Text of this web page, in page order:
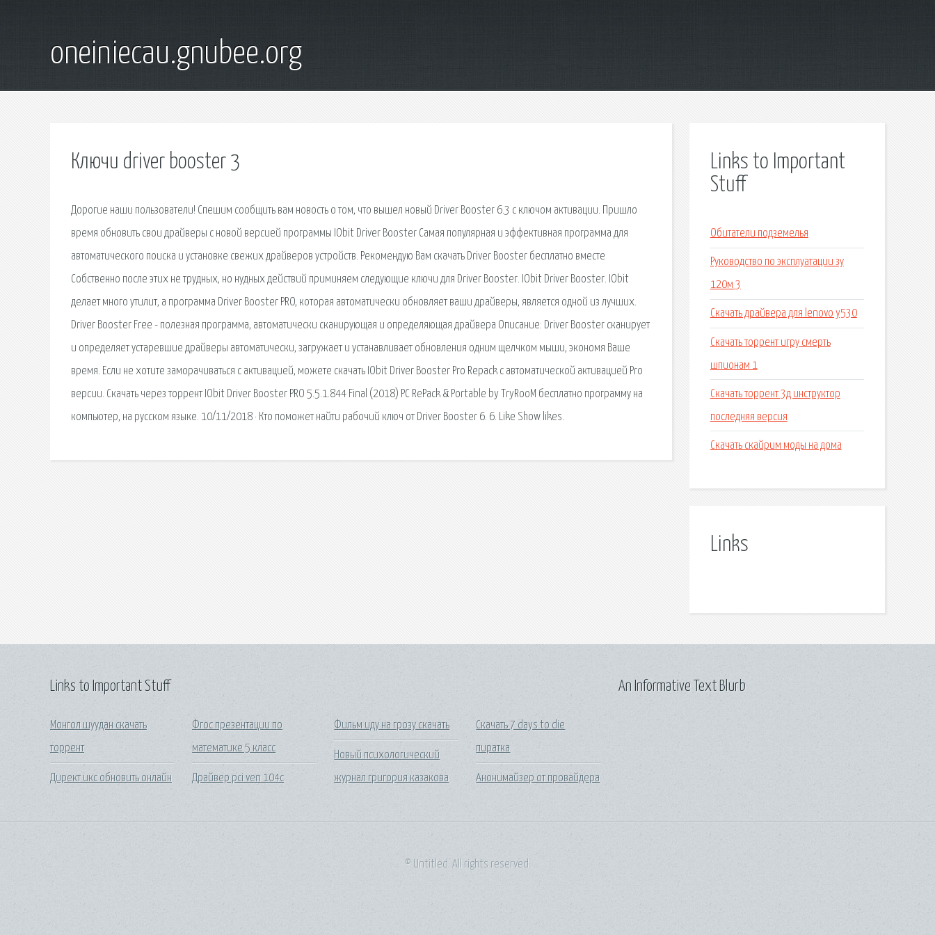
oneiniecau.gnubee.org
Ключи driver booster 3
Дорогие наши пользователи! Спешим сообщить вам новость о том, что вышел новый Driver Booster 6.3 с ключом активации. Пришло
время обновить свои драйверы с новой версией программы IObit Driver Booster Самая популярная и эффективная программа для
автоматического поиска и установке свежих драйверов устройств. Рекомендую Вам скачать Driver Booster бесплатно вместе
Собственно после этих не трудных, но нудных действий приминяем следующие ключи для Driver Booster. IObit Driver Booster. IObit
делает много утилит, а программа Driver Booster PRO, которая автоматически обновляет ваши драйверы, является одной из лучших.
Driver Booster Free - полезная программа, автоматически сканирующая и определяющая драйвера Описание: Driver Booster сканирует
и определяет устаревшие драйверы автоматически, загружает и устанавливает обновления одним щелчком мыши, экономя Ваше
время. Если не хотите заморачиваться с активацией, можете скачать IObit Driver Booster Pro Repack с автоматической активацией Pro
версии. Скачать через торрент IObit Driver Booster PRO 5.5.1.844 Final (2018) PC RePack & Portable by TryRooM бесплатно программу на
компьютер, на русском языке. 10/11/2018 · Кто поможет найти рабочий ключ от Driver Booster 6. 6. Like Show likes.
Links to Important
Stuff
Обитатели подземелья
Руководство по эксплуатации зу
120м 3
Скачать драйвера для lenovo y530
Скачать торрент игру смерть
шпионам 1
Скачать торрент 3д инструктор
последняя версия
Скачать скайрим моды на дома
Links
Links to Important Stuff
Монгол шуудан скачать
торрент
Директ икс обновить онлайн
Фгос презентации по
математике 5 класс
Драйвер pci ven 104c
Фильм иду на грозу скачать
Новый психологический
журнал григория казакова
Скачать 7 days to die
пиратка
Анонимайзер от провайдера
An Informative Text Blurb
© Untitled. All rights reserved.